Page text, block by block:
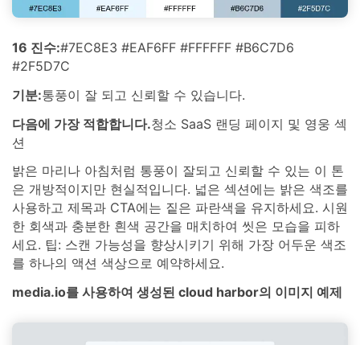
16 진수:#7EC8E3 #EAF6FF #FFFFFF #B6C7D6
#2F5D7C
기분:통풍이 잘 되고 신뢰할 수 있습니다.
다음에 가장 적합합니다.청소 SaaS 랜딩 페이지 및 영웅 섹
션
밝은 마리나 아침처럼 통풍이 잘되고 신뢰할 수 있는 이 톤
은 개방적이지만 현실적입니다. 넓은 섹션에는 밝은 색조를
사용하고 제목과 CTA에는 짙은 파란색을 유지하세요. 시원
한 회색과 충분한 흰색 공간을 매치하여 씻은 모습을 피하
세요. 팁: 스캔 가능성을 향상시키기 위해 가장 어두운 색조
를 하나의 액션 색상으로 예약하세요.
media.io를 사용하여 생성된 cloud harbor의 이미지 예제